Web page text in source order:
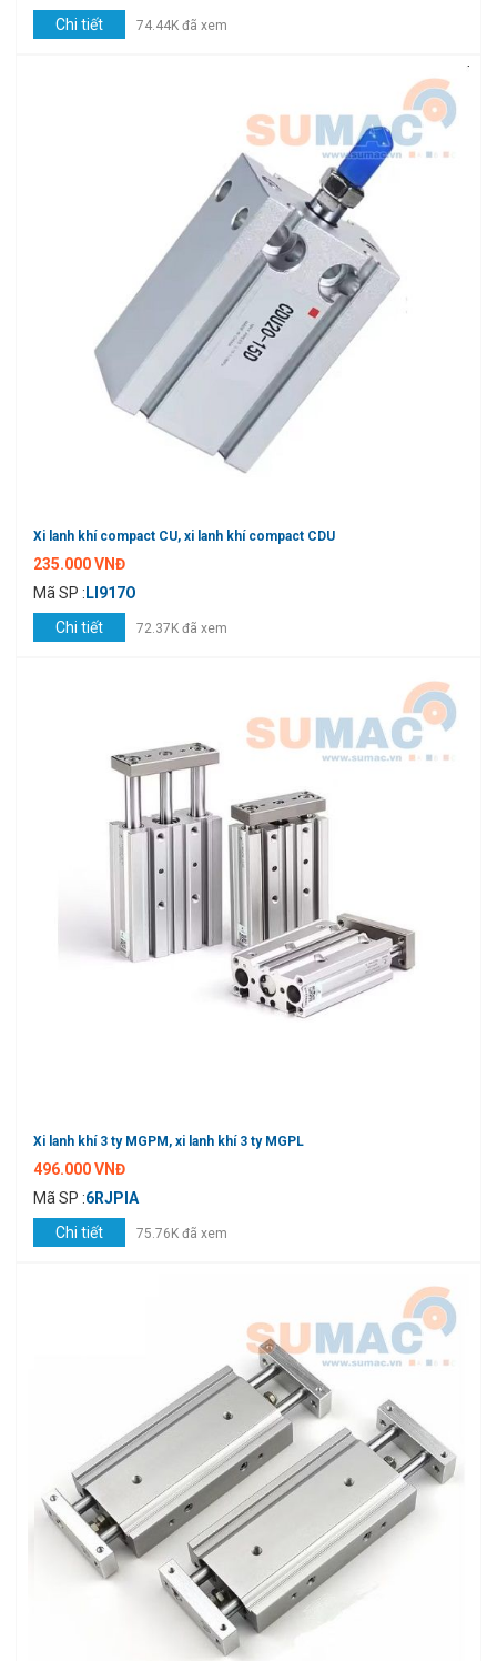
Chi tiết
74.44K đã xem
Xi lanh khí compact CU, xi lanh khí compact CDU
235.000 VNĐ
Mã SP : LI917O
Chi tiết
72.37K đã xem
Xi lanh khí 3 ty MGPM, xi lanh khí 3 ty MGPL
496.000 VNĐ
Mã SP :6RJPIA
Chi tiết
75.76K đã xem